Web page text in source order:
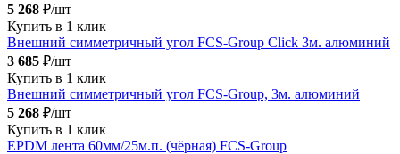
5 268 ₽/шт
Купить в 1 клик
Внешний симметричный угол FCS-Group Click 3м. алюминий
3 685 ₽/шт
Купить в 1 клик
Внешний симметричный угол FCS-Group, 3м. алюминий
5 268 ₽/шт
Купить в 1 клик
EPDM лента 60мм/25м.п. (чёрная) FCS-Group